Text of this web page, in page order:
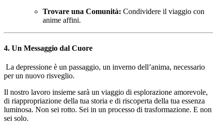
Trovare una Comunità: Condividere il viaggio con
anime affini.
4. Un Messaggio dal Cuore
La depressione è un passaggio, un inverno dell’anima, necessario
per un nuovo risveglio.
Il nostro lavoro insieme sarà un viaggio di esplorazione amorevole,
di riappropriazione della tua storia e di riscoperta della tua essenza
luminosa. Non sei rotto. Sei in un processo di trasformazione. E non
sei solo.